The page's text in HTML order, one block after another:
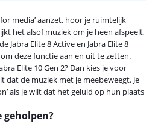
media’ aanzet, hoor je ruimtelijk
het alsof muziek om je heen afspeelt,
Jabra Elite 8 Active en Jabra Elite 8
deze functie aan en uit te zetten.
Elite 10 Gen 2? Dan kies je voor
dat de muziek met je meebeweegt. Je
als je wilt dat het geluid op hun plaats
geholpen?